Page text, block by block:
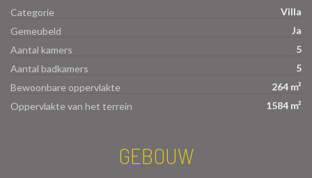
Categorie
Villa
Gemeubeld
Ja
Aantal kamers
5
Aantal badkamers
5
Bewoonbare oppervlakte
264 m²
Oppervlakte van het terrein
1584 m²
GEBOUW